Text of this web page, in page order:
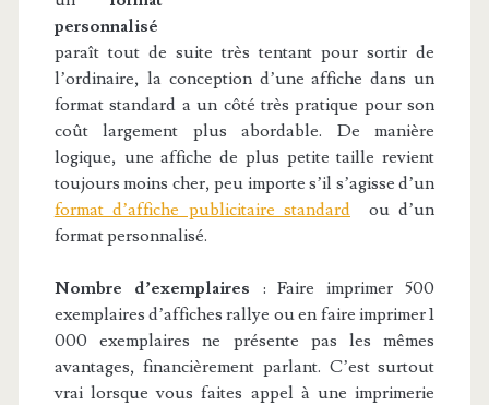
personnalisé
paraît tout de suite très tentant pour sortir de
l’ordinaire, la conception d’une affiche dans un
format standard a un côté très pratique pour son
coût largement plus abordable. De manière
logique, une affiche de plus petite taille revient
toujours moins cher, peu importe s’il s’agisse d’un
format d’affiche publicitaire standard ou d’un
format personnalisé.
Nombre d’exemplaires : Faire imprimer 500
exemplaires d’affiches rallye ou en faire imprimer 1
000 exemplaires ne présente pas les mêmes
avantages, financièrement parlant. C’est surtout
vrai lorsque vous faites appel à une imprimerie